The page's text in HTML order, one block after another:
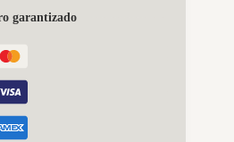
garantizado